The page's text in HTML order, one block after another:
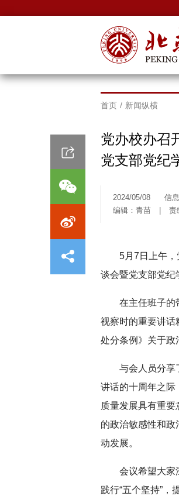
首页 / 新闻纵横
党办校办召
党支部党纪
2024/05/08
信
编辑：青苗
责
5月7日上午，
谈会暨党支部党纪
在主任班子的
视察时的重要讲话
处分条例》关于政
与会人员分享
讲话的十周年之际
质量发展具有重要
的政治敏感性和
动发展。
会议希望大家
践行“五个坚持”，